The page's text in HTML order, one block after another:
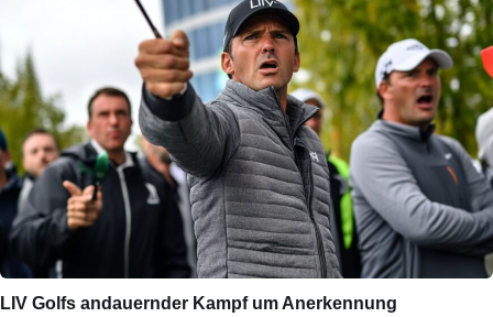
LIV Golfs andauernder Kampf um Anerkennung